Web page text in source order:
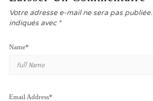
Votre adresse e-mail ne sera pas publiée.
indiqués avec *
Name*
Email Address*